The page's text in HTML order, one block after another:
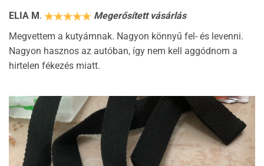
ELIA M.
Megerősített vásárlás
Megvettem a kutyámnak. Nagyon könnyű fel- és levenni.
Nagyon hasznos az autóban, így nem kell aggódnom a
hirtelen fékezés miatt.